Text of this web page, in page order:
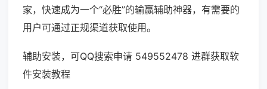
家，快速成为一个“必胜”的输赢辅助神器，有需要的
用户可通过正规渠道获取使用。
辅助安装，可QQ搜索申请 549552478 进群获取软
件安装教程